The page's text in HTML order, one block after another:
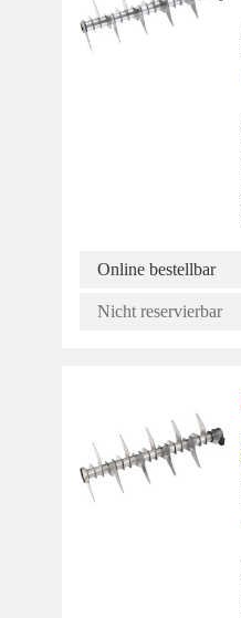
Online bestellbar
Nicht reservierbar